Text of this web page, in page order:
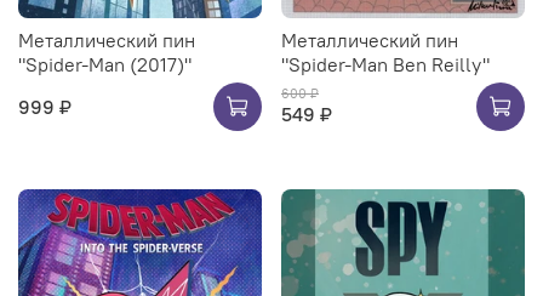
Металлический пин
"Spider-Man (2017)"
999 ₽
Металлический пин
"Spider-Man Ben Reilly"
600 ₽
549 ₽